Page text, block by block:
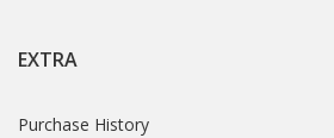
EXTRA
Purchase History